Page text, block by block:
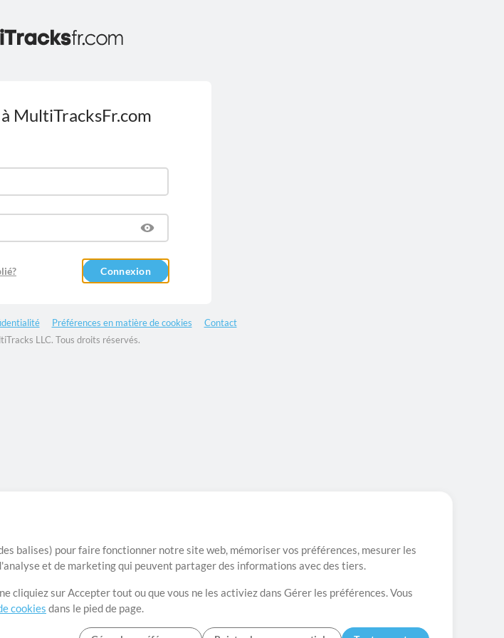
balises) pour faire fonctionner notre site web, mémoriser vos préférences, mesurer les
et de marketing qui peuvent partager des informations avec des tiers.
cliquiez sur Accepter tout ou que vous ne les activiez dans Gérer les préférences. Vous
cookies dans le pied de page.
MultiTracksFr.com
Connexion
Préférences en matière de cookies
Contact
LLC. Tous droits réservés.